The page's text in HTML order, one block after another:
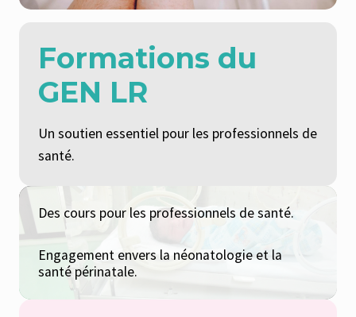
Formations du
GEN LR
Un soutien essentiel pour les professionnels de
santé.
Des cours pour les professionnels de santé.
Engagement envers la néonatologie et la
santé périnatale.